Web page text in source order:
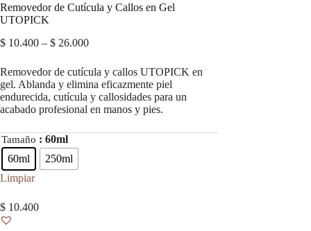
Removedor de Cutícula y Callos en Gel
UTOPICK
$ 10.400 – $ 26.000Price
$ 10.400
through
$ 26.000
Removedor de cutícula y callos UTOPICK en
gel. Ablanda y elimina eficazmente piel
endurecida, cutícula y callosidades para un
acabado profesional en manos y pies.
Tamaño : 60ml
60ml
250ml
Limpiar
$ 10.400